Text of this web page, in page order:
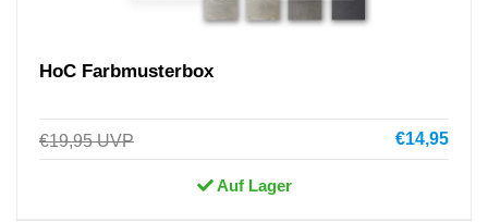
HoC Farbmusterbox
€19,95UVP €14,95
Auf Lager